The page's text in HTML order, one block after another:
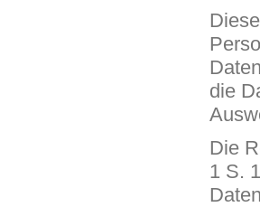
die
Die
1 S.